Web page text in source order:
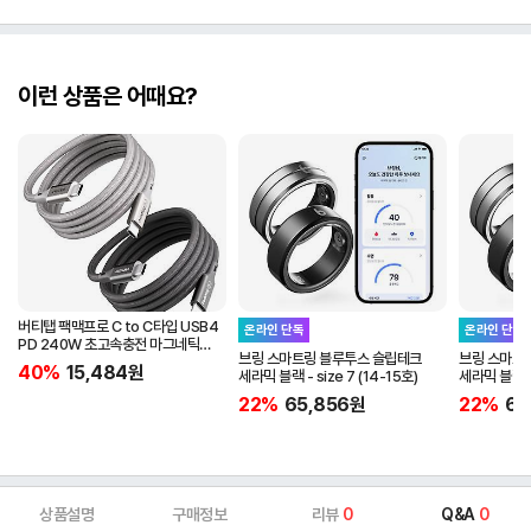
이런 상품은 어때요?
버티탭 팩맥프로 C to C타입 USB4
PD 240W 초고속충전 마그네틱
케이블 1m
40% 15,484원
온라인 단독
브링 스마트링 블루투스 슬립테크
세라믹 블랙 - size 7 (14-15호)
22% 65,856원
온라인 단독
브링 스마트
세라믹 블
22%
상품설명 구매정보 리뷰 0 Q&A 0